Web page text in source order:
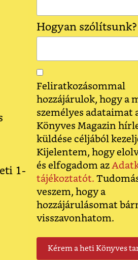
1-
Hogyan szólítsunk?
Feliratkozásommal
hozzájárulok, hogy a
személyes adataimat
Könyves Magazin
küldése céljából
Kijelentem, hogy
és elfogadom az
tájékoztatót.
veszem, hogy a
hozzájárulásomat
visszavonhatom.